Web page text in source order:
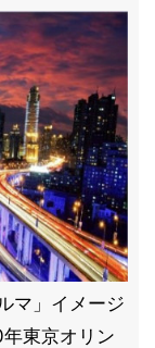
マ」イメージ
東京オリン